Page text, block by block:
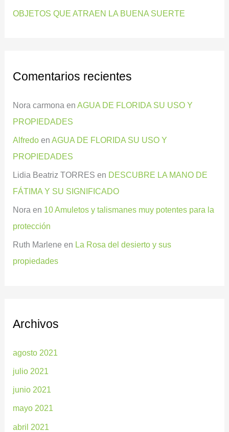
OBJETOS QUE ATRAEN LA BUENA SUERTE
Comentarios recientes
Nora carmona enAGUA DE FLORIDA SU USO Y
PROPIEDADES
Alfredo enAGUA DE FLORIDA SU USO Y
PROPIEDADES
Lidia Beatriz TORRES en DESCUBRE LA MANO DE
FÁTIMA Y SU SIGNIFICADO
Nora en 10 Amuletos y talismanes muy potentes para la
protección
Ruth Marlene en La Rosa del desierto y sus
propiedades
Archivos
agosto 2021
julio 2021
junio 2021
mayo 2021
abril 2021